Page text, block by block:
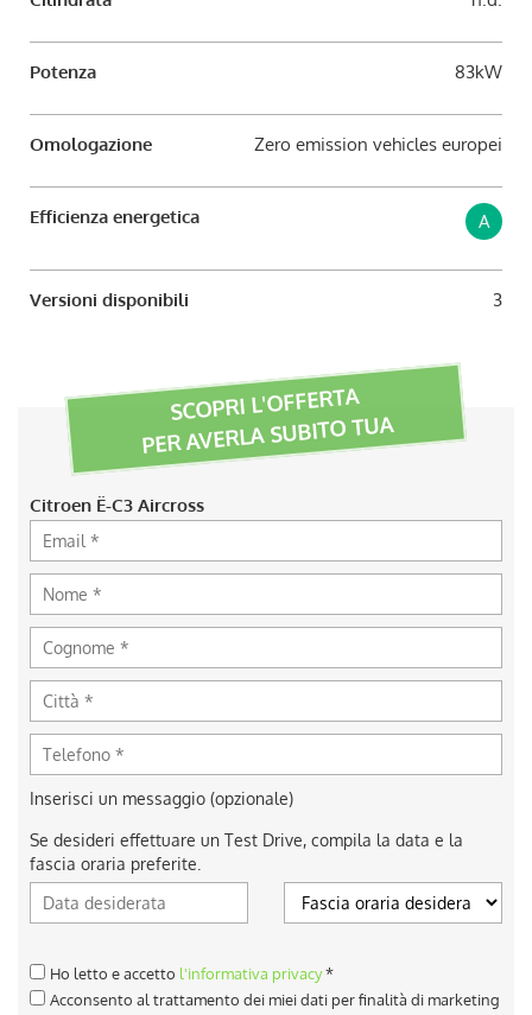
Potenza 83kW
Omologazione Zero emission vehicles europei
Efficienza energetica A
Versioni disponibili 3
SCOPRI L'OFFERTA
PER AVERLA SUBITO TUA
Citroen Ë-C3 Aircross
Inserisci un messaggio (opzionale)
Se desideri effettuare un Test Drive, compila la data e la
fascia oraria preferite.
Ho letto e accetto l'informativa privacy*
Acconsento al trattamento dei miei dati per finalità di marketing